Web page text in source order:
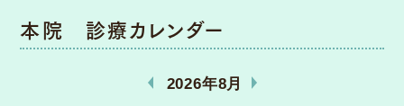
本院 診療カレンダー
«
2026年8月